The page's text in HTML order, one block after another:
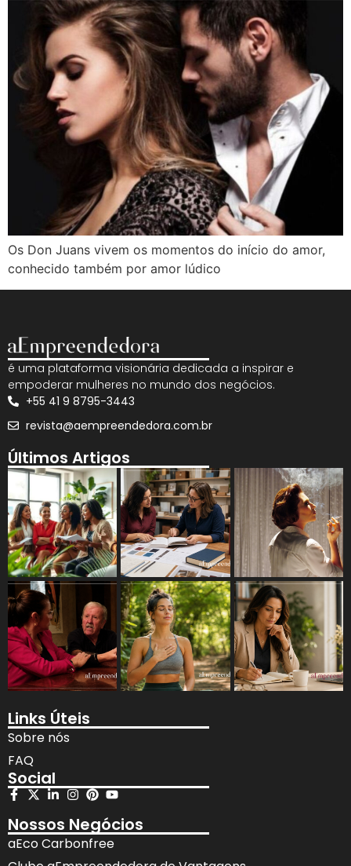
Os Don Juans vivem os momentos do início do amor,
conhecido também por amor lúdico
é uma plataforma visionária dedicada a inspirar e
empoderar mulheres no mundo dos negócios.
+55 41 9 8795-3443
revista@aempreendedora.com.br
Últimos Artigos
Links Úteis
Sobre nós
FAQ
Social
Nossos Negócios
aEco Carbonfree